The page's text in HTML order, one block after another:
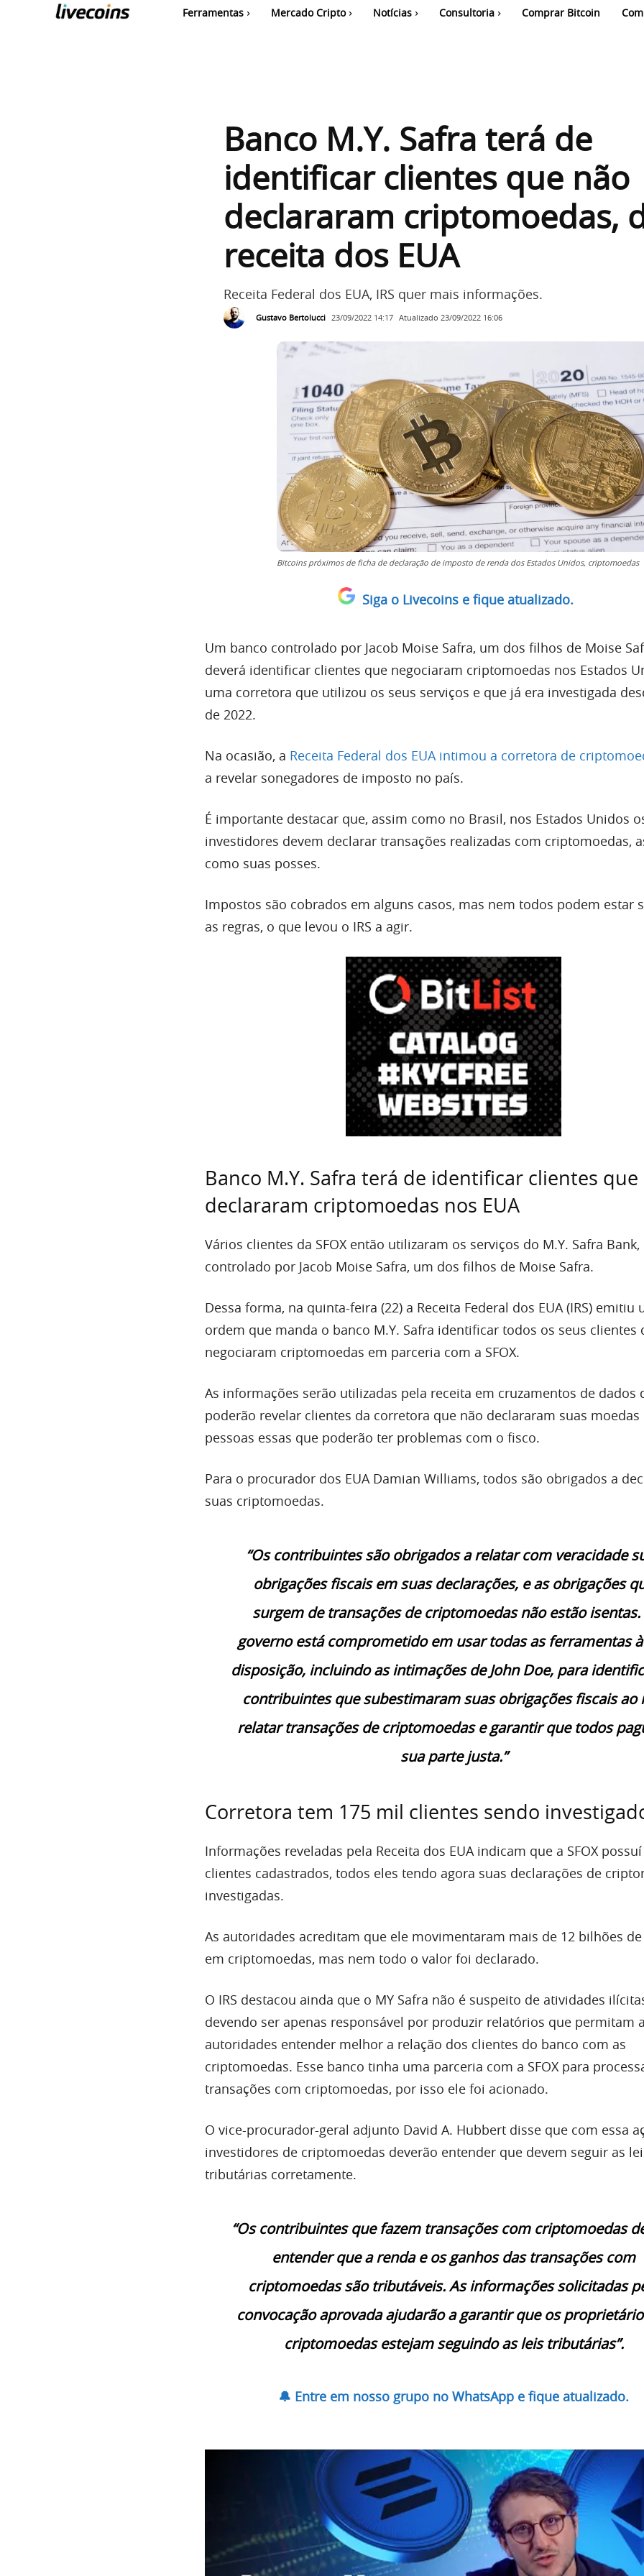
Ferramentas Mercado Cripto Notícias Consultoria Comprar Bitcoin
Banco M.Y. Safra terá de
identificar clientes que não
declararam criptomoedas,
receita dos EUA
Receita Federal dos EUA, IRS quer mais informações.
Gustavo Bertolucci 23/09/2022 14:17 Atualizado 23/09/2022 16:06
Bitcoins próximos de ficha de declaração de imposto de renda dos Estados Unidos, criptomoedas
Siga o Livecoins e fique atualizado.
Um banco controlado por Jacob Moise Safra, um dos filhos de Moise
deverá identificar clientes que negociaram criptomoedas nos Estados
uma corretora que utilizou os seus serviços e que já era investigada
de 2022.
Na ocasião, a Receita Federal dos EUA intimou a corretora de
a revelar sonegadores de imposto no país.
É importante destacar que, assim como no Brasil, nos Estados Unidos
investidores devem declarar transações realizadas com criptomoedas,
como suas posses.
Impostos são cobrados em alguns casos, mas nem todos podem estar
as regras, o que levou o IRS a agir.
Banco M.Y. Safra terá de identificar clientes que
declararam criptomoedas nos EUA
Vários clientes da SFOX então utilizaram os serviços do M.Y. Safra Bank,
controlado por Jacob Moise Safra, um dos filhos de Moise Safra.
Dessa forma, na quinta-feira (22) a Receita Federal dos EUA (IRS) emitiu
ordem que manda o banco M.Y. Safra identificar todos os seus clientes
negociaram criptomoedas em parceria com a SFOX.
As informações serão utilizadas pela receita em cruzamentos de dados
poderão revelar clientes da corretora que não declararam suas moedas
pessoas essas que poderão ter problemas com o fisco.
Para o procurador dos EUA Damian Williams, todos são obrigados a
suas criptomoedas.
“Os contribuintes são obrigados a relatar com veracidade
obrigações fiscais em suas declarações, e as obrigações
surgem de transações de criptomoedas não estão isentas.
governo está comprometido em usar todas as ferramentas
disposição, incluindo as intimações de John Doe, para
contribuintes que subestimaram suas obrigações fiscais ao
relatar transações de criptomoedas e garantir que todos
sua parte justa.”
Corretora tem 175 mil clientes sendo
Informações reveladas pela Receita dos EUA indicam que a SFOX
clientes cadastrados, todos eles tendo agora suas declarações de
investigadas.
As autoridades acreditam que ele movimentaram mais de 12 bilhões
em criptomoedas, mas nem todo o valor foi declarado.
O IRS destacou ainda que o MY Safra não é suspeito de atividades
devendo ser apenas responsável por produzir relatórios que permitam
autoridades entender melhor a relação dos clientes do banco com as
criptomoedas. Esse banco tinha uma parceria com a SFOX para
transações com criptomoedas, por isso ele foi acionado.
O vice-procurador-geral adjunto David A. Hubbert disse que com essa
investidores de criptomoedas deverão entender que devem seguir as
tributárias corretamente.
“Os contribuintes que fazem transações com criptomoedas
entender que a renda e os ganhos das transações com
criptomoedas são tributáveis. As informações solicitadas
convocação aprovada ajudarão a garantir que os
criptomoedas estejam seguindo as leis tributárias”.
🔔 Entre em nosso grupo no WhatsApp e fique atualizado.